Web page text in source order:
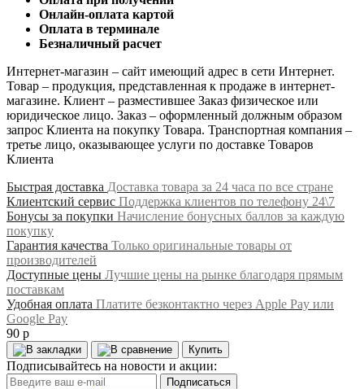
Онлайн-оплата картой
Оплата в терминале
Безналичный расчет
Интернет-магазин – сайт имеющий адрес в сети Интернет.
Товар – продукция, представленная к продаже в интернет-
магазине. Клиент – разместившее Заказ физическое или
юридическое лицо. Заказ – оформленный должным образом
запрос Клиента на покупку Товара. Транспортная компания –
третье лицо, оказывающее услуги по доставке Товаров
Клиента
Быстрая доставка Доставка товара за 24 часа по все стране
Клиентский сервис Поддержка клиентов по телефону 24\7
Бонусы за покупки Начисление бонусных баллов за каждую
покупку
Гарантия качества Только оригинальные товары от
производителей
Доступные цены Лучшие цены на рынке благодаря прямым
поставкам
Удобная оплата Платите безконтактно через Apple Pay или
Google Pay
90 р
Купить
Подписывайтесь на новости и акции:
Подписаться